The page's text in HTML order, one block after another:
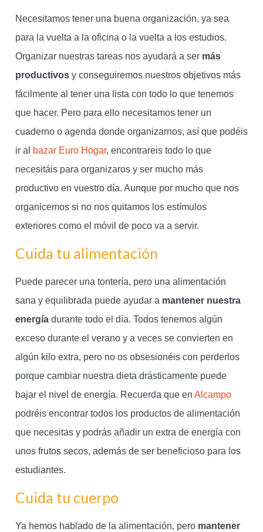
Necesitamos tener una buena organización, ya sea
para la vuelta a la oficina o la vuelta a los estudios.
Organizar nuestras tareas nos ayudará a ser más
productivosy conseguiremos nuestros objetivos más
fácilmente al tener una lista con todo lo que tenemos
que hacer. Pero para ello necesitamos tener un
cuaderno o agenda donde organizarnos, así que podéis
ir al
bazar Euro Hogar, encontrareis todo lo que
necesitáis para organizaros y ser mucho más
productivo en vuestro día. Aunque por mucho que nos
organicemos si no nos quitamos los estímulos
exteriores como el móvil de poco va a servir.
Cuida tu alimentación
Puede parecer una tontería, pero una alimentación
sana y equilibrada puede ayudar a mantener nuestra
energíadurante todo el día. Todos tenemos algún
exceso durante el verano y a veces se convierten en
algún kilo extra, pero no os obsesionéis con perderlos
porque cambiar nuestra dieta drásticamente puede
bajar el nivel de energía. Recuerda que en Alcampo
podréis encontrar todos los productos de alimentación
que necesitas y podrás añadir un extra de energía con
unos frutos secos, además de ser beneficioso para los
estudiantes.
Cuida tu cuerpo
Ya hemos hablado de la alimentación, pero mantener